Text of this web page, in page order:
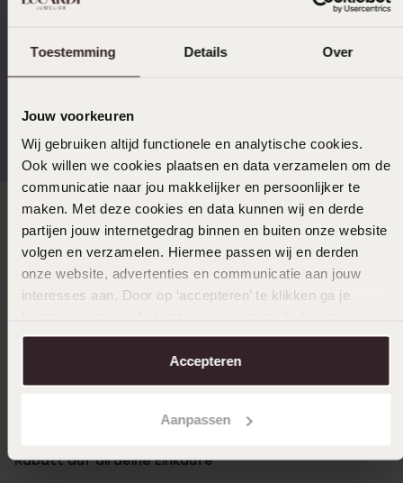
Toestemming Details Over
Jouw voorkeuren
Wij gebruiken altijd functionele en analytische cookies.
Ook willen we cookies plaatsen en data verzamelen om de
communicatie naar jou makkelijker en persoonlijker te
maken. Met deze cookies en data kunnen wij en derde
partijen jouw internetgedrag binnen en buiten onze website
volgen en verzamelen. Hiermee passen wij en derden
onze website, advertenties en communicatie aan jouw
interesses aan. Door op ‘accepteren’ te klikken ga je
aanpassen. Lees er meer over in onscookiebeleid.
Accepteren
Aanpassen
Kostenloser Versand ab
€49
(55.000+ reviews)
Direkt zu
Über Lucardi
Kundenservice
Rabatt auf all deine Einkäufe